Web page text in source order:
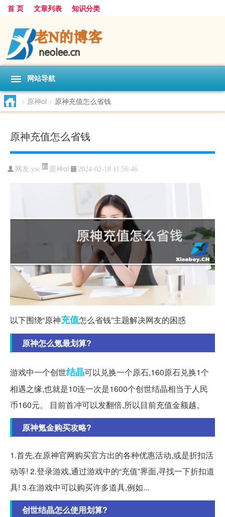
首 页 文章列表 知识分类
网站导航
> 原神ol > 原神充值怎么省钱
原神充值怎么省钱
网友:ysc 原神ol 2024-02-18 11:56:46
以下围绕“原神充值怎么省钱”主题解决网友的困惑
原神怎么氪最划算?
游戏中一个创世结晶可以兑换一个原石,160原石兑换1个
相遇之缘,也就是10连一次是1600个创世结晶相当于人民
币160元。 目前首冲可以发翻倍,所以目前充值金额越。
原神氪金购买攻略?
1.首先,在原神官网购买官方出的各种优惠活动,或是折扣活
动等! 2.登录游戏,通过游戏中的“充值”界面,寻找一下折扣道
具! 3.在游戏中可以购买许多道具,例如...
创世结晶怎么使用划算?